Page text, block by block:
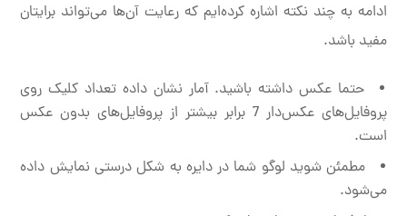
ادامه به چند نکته اشاره کرده‌ایم که رعایت آن‌ها می‌تواند برایتان
مفید باشد.
حتما عکس داشته باشید. آمار نشان داده تعداد کلیک روی
پروفایل‌های عکس‌دار 7 برابر بیشتر از پروفایل‌های بدون عکس
است.
مطمئن شوید لوگو شما در دایره به شکل درستی نمایش داده
می‌شود.